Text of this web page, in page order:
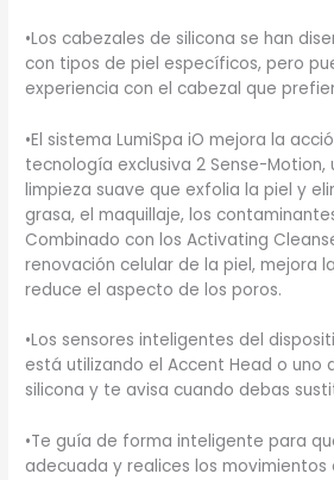
•Los cabezales de silicona se han
con tipos de piel específicos, pero
experiencia con el cabezal que
•El sistema LumiSpa iO mejora la
tecnología exclusiva 2 Sense-Motion,
limpieza suave que exfolia la piel y
grasa, el maquillaje, los
Combinado con los Activating
renovación celular de la piel, mejora
reduce el aspecto de los poros.
•Los sensores inteligentes del
está utilizando el Accent Head o uno
silicona y te avisa cuando debas
•Te guía de forma inteligente para
adecuada y realices los movimientos